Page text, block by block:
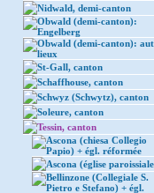
Nidwald, demi-canton
Obwald (demi-canton):
Engelberg
Obwald (demi-canton):
lieux
St-Gall, canton
Schaffhouse, canton
Schwyz (Schwytz), canton
Soleure, canton
Tessin, canton
Ascona (chiesa Collegio
Papio) + égl. réformée
Ascona (église
Bellinzone (Collegiale S.
Pietro e Stefano) + égl.